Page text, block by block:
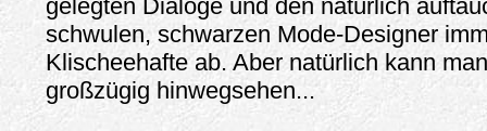
gelegten Dialoge und den natürlich
schwulen, schwarzen Mode-Designer
Klischeehafte ab. Aber natürlich kann
großzügig hinwegsehen...